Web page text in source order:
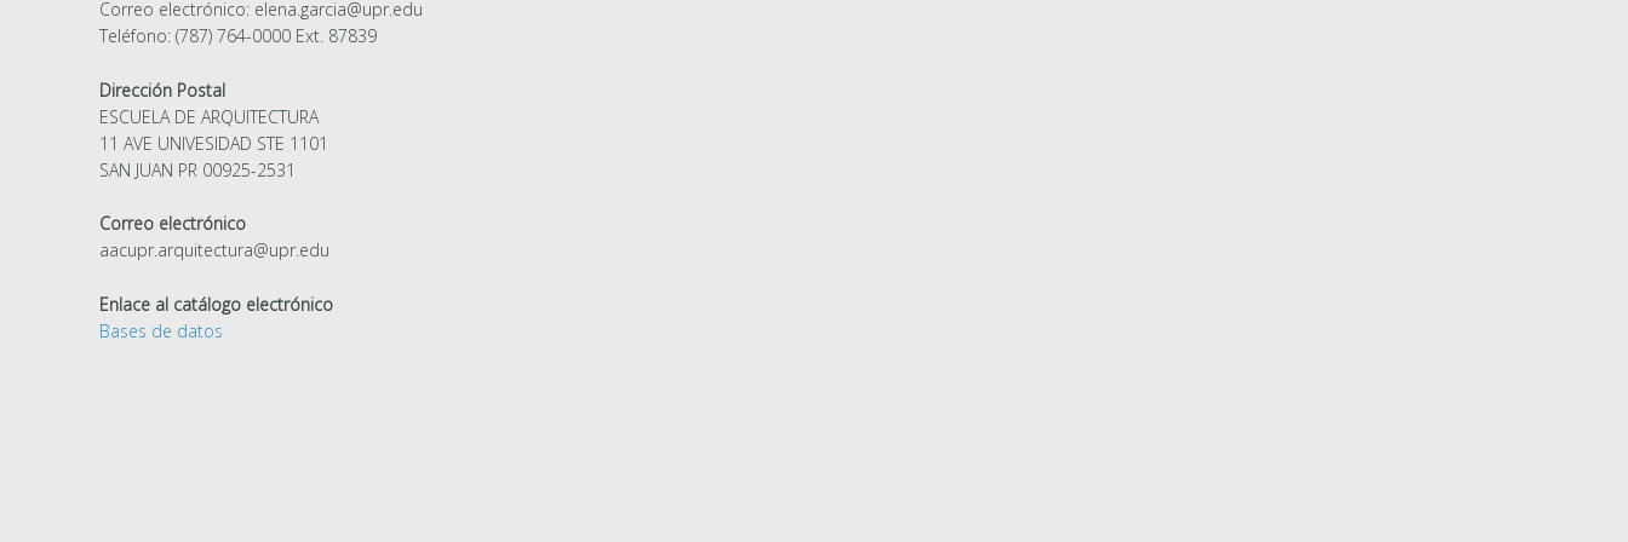
Correo electrónico: elena.garcia@upr.edu
Teléfono: (787) 764-0000 Ext. 87839
Dirección Postal
ESCUELA DE ARQUITECTURA
11 AVE UNIVESIDAD STE 1101
SAN JUAN PR 00925-2531
Correo electrónico
aacupr.arquitectura@upr.edu
Enlace al catálogo electrónico
Bases de datos